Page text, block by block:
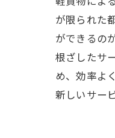
が限られた
ができるの
根ざしたサ
め、効率よ
新しいサー